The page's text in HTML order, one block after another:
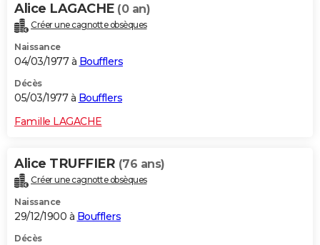
Alice LAGACHE (0 an)
Créer une cagnotte obsèques
Naissance
04/03/1977 à Boufflers
Décès
05/03/1977 à Boufflers
Famille LAGACHE
Alice TRUFFIER (76 ans)
Créer une cagnotte obsèques
Naissance
29/12/1900 à Boufflers
Décès